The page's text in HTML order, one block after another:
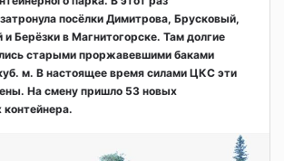
посёлки Димитрова, Брусковый,
и Берёзки в Магнитогорске. Там долгие
старыми проржавевшими баками
м. В настоящее время силами ЦКС эти
На смену пришло 53 новых
контейнера.